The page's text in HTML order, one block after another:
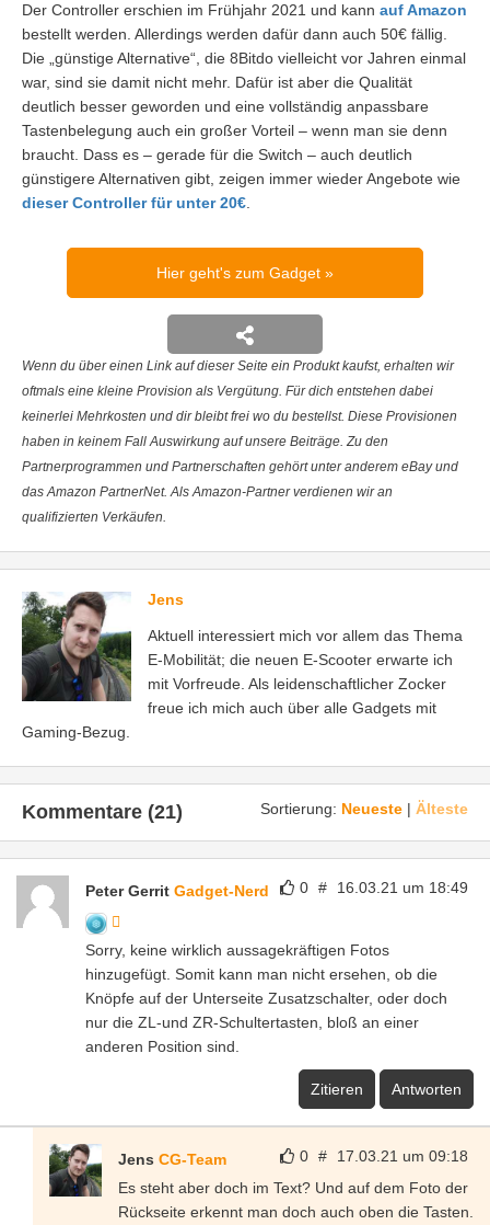
Der Controller erschien im Frühjahr 2021 und kann auf Amazon
bestellt werden. Allerdings werden dafür dann auch 50€ fällig.
Die „günstige Alternative“, die 8Bitdo vielleicht vor Jahren einmal
war, sind sie damit nicht mehr. Dafür ist aber die Qualität
deutlich besser geworden und eine vollständig anpassbare
Tastenbelegung auch ein großer Vorteil – wenn man sie denn
braucht. Dass es – gerade für die Switch – auch deutlich
günstigere Alternativen gibt, zeigen immer wieder Angebote wie
dieser Controller für unter 20€.
Hier geht's zum Gadget
Wenn du über einen Link auf dieser Seite ein Produkt kaufst, erhalten wir
oftmals eine kleine Provision als Vergütung. Für dich entstehen dabei
keinerlei Mehrkosten und dir bleibt frei wo du bestellst. Diese Provisionen
haben in keinem Fall Auswirkung auf unsere Beiträge. Zu den
Partnerprogrammen und Partnerschaften gehört unter anderem eBay und
das Amazon PartnerNet. Als Amazon-Partner verdienen wir an
qualifizierten Verkäufen.
Jens
Aktuell interessiert mich vor allem das Thema
E-Mobilität; die neuen E-Scooter erwarte ich
mit Vorfreude. Als leidenschaftlicher Zocker
freue ich mich auch über alle Gadgets mit
Gaming-Bezug.
Sortierung: Neueste | Älteste
Kommentare (21)
0 # 16.03.21 um 18:49
Peter Gerrit Gadget-Nerd
Sorry, keine wirklich aussagekräftigen Fotos
hinzugefügt. Somit kann man nicht ersehen, ob die
Knöpfe auf der Unterseite Zusatzschalter, oder doch
nur die ZL-und ZR-Schultertasten, bloß an einer
anderen Position sind.
Zitieren Antworten
0 # 17.03.21 um 09:18
Jens CG-Team
Es steht aber doch im Text? Und auf dem Foto der
Rückseite erkennt man doch auch oben die Tasten.